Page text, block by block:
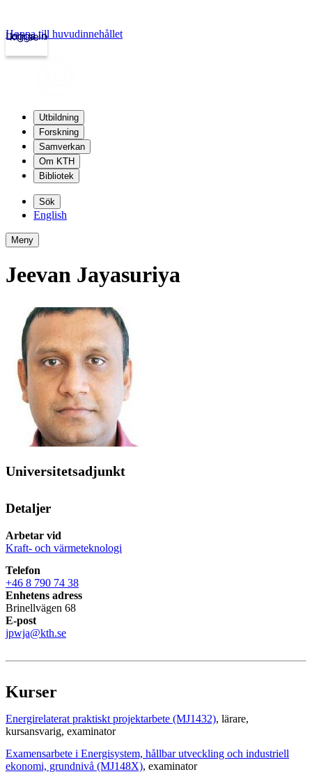
kth.se
Logga in
Hoppa till huvudinnehållet
Utbildning
Forskning
Samverkan
Om KTH
Bibliotek
Sök
English
Meny
Jeevan Jayasuriya
Universitetsadjunkt
Detaljer
Arbetar vid
Kraft- och värmeteknologi
Telefon
+46 8 790 74 38
Enhetens adress
Brinellvägen 68
E-post
jpwja@kth.se
Kurser
Energirelaterat praktiskt projektarbete (MJ1432), lärare,
kursansvarig, examinator
Examensarbete i Energisystem, hållbar utveckling och industriell
ekonomi, grundnivå (MJ148X), examinator